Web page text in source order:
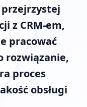
z CRM-em,
pracować
rozwiązanie,
proces
obsługi